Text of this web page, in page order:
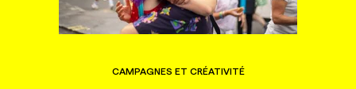
CAMPAGNES ET CRÉATIVITÉ